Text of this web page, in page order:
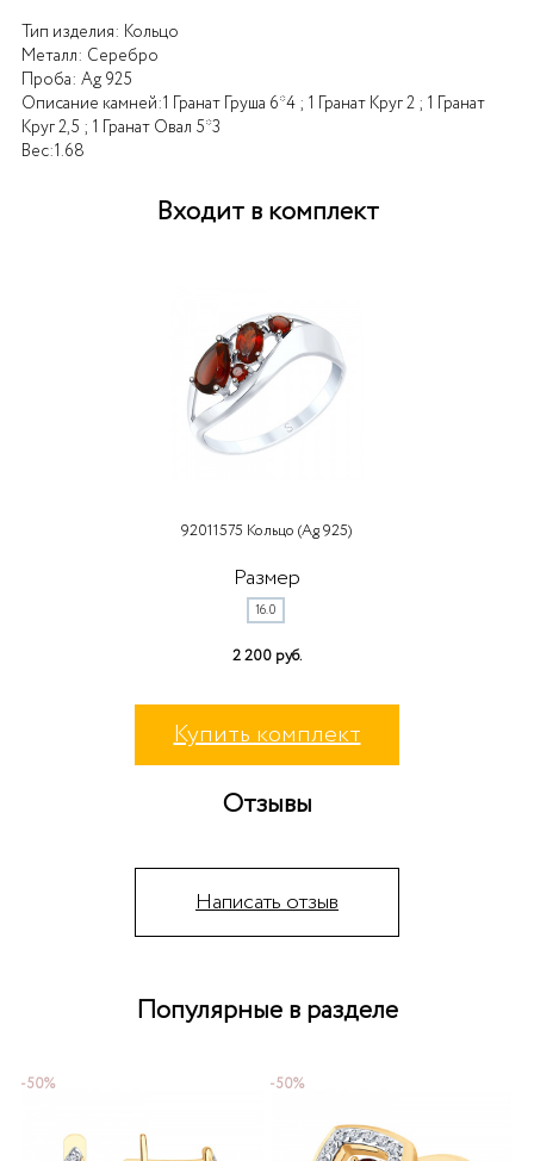
Тип изделия: Кольцо
Металл: Серебро
Проба: Ag 925
Описание камней:1 Гранат Груша 6*4 ; 1 Гранат Круг 2 ; 1 Гранат
Круг 2,5 ; 1 Гранат Овал 5*3
Вес:1.68
Входит в комплект
92011575 Кольцо (Ag 925)
Размер
16.0
2 200 руб.
Купить комплект
Отзывы
Написать отзыв
Популярные в разделе
-50% -50%